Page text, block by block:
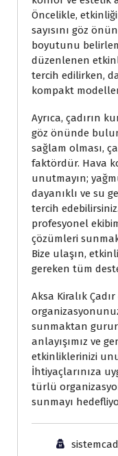
Öncelikle,
sayısını göz
boyutunu
düzenlenen
tercih edilirken,
kompakt
Ayrıca, çadırın
göz önünde
sağlam olması,
faktördür. Hava
unutmayın;
dayanıklı ve su
tercih
profesyonel
çözümleri
Bize ulaşın,
gereken tüm
Aksa Kiralık
sunmaktan
anlayışımız ve
etkinliklerinizi
İhtiyaçlarınıza
türlü
sunmayı